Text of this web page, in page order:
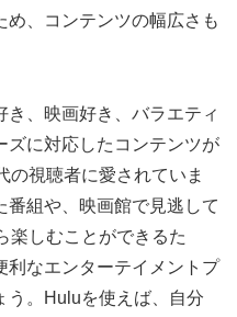
、コンテンツの幅広さも
、映画好き、バラエティ
ズに対応したコンテンツが
の視聴者に愛されていま
組や、映画館で見逃して
楽しむことができるた
利なエンターテイメントプ
う。Huluを使えば、自分